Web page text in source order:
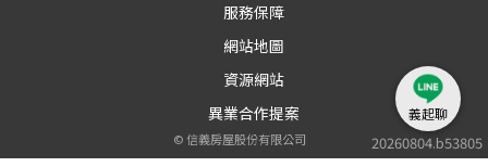
20260804.b53805
服務保障
網站地圖
資源網站
異業合作提案
©信義房屋股份有限公司
義起聊